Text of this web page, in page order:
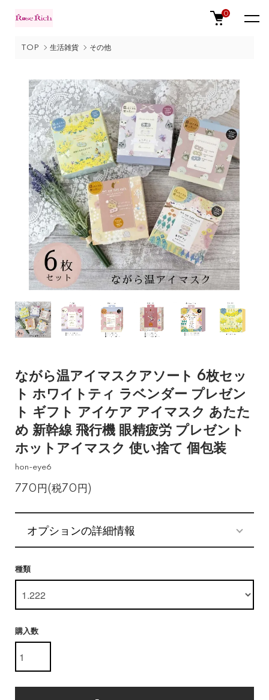
0
TOP 生活雑貨 その他
ながら温アイマスクアソート 6枚セッ
ト ホワイトティ ラベンダー プレゼン
ト ギフト アイケア アイマスク あたた
め 新幹線 飛行機 眼精疲労 プレゼント
ホットアイマスク 使い捨て 個包装
hon-eye6
770円(税70円)
オプションの詳細情報
種類
購入数